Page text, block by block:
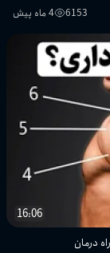
6153 4 ماه پیش
16:06
درمان